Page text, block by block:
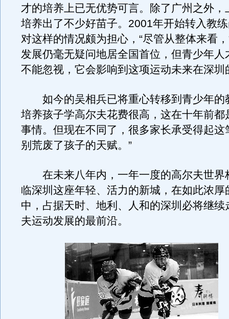
才的培养上已无优势可言。除了广州之外，
培养出了不少好苗子。2001年开始转入教
对这样的情况颇为担心，“尽管从整体来看
发展仍毫无疑问地居全国首位，但青少年人
不能忽视，它会影响到这项运动未来在深圳
如今的吴相兵已将重心转移到青少年的
培养孩子学高尔夫花费很高，这在十年前都
事情。但现在不同了，很多家长承受得起这
别荒废了孩子的天赋。”
在未来八年内，一年一度的高尔夫世界
临深圳这座年轻、活力的新城，在如此浓厚
中，占据天时、地利、人和的深圳必将继续
夫运动发展的最前沿。